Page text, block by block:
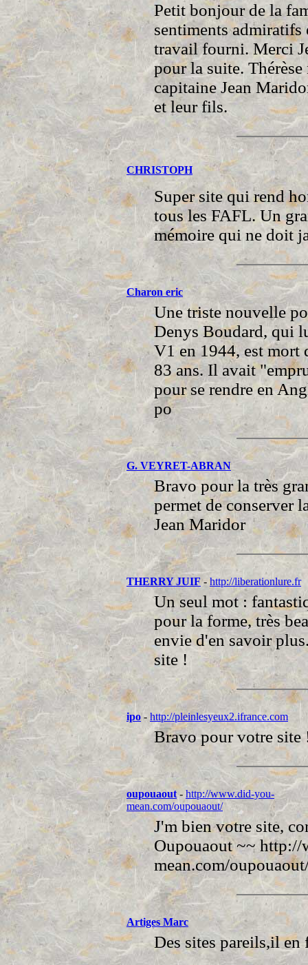
Petit bonjour de la
sentiments
travail fourni. Merci
pour la suite.
capitaine Jean
et leur fils.
CHRISTOPH
Super site qui rend
tous les FAFL. Un
mémoire qui ne doit
Charon eric
Une triste nouvelle
Denys Boudard, qui
V1 en 1944, est mort
83 ans. Il avait
pour se rendre en
po
G. VEYRET-ABRAN
Bravo pour la très
permet de conserver
Jean Maridor
THERRY JUIF- http://liberationlure.fr
Un seul mot :
pour la forme, très
envie d'en savoir
site !
ipo- http://pleinlesyeux2.ifrance.com
Bravo pour votre site
oupouaout- http://www.did-you-
mean.com/oupouaout/
J'm bien votre site,
Oupouaout ~~
mean.com/
Artiges Marc
Des sites pareils,il en